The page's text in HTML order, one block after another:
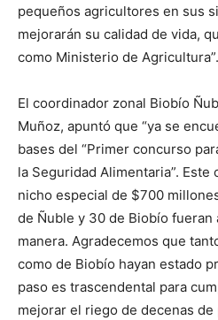
pequeños agricultores en sus
mejorarán su calidad de vida,
como Ministerio de Agricultura”.
El coordinador zonal Biobío
Muñoz, apuntó que “ya se
bases del “Primer concurso
la Seguridad Alimentaria”.
nicho especial de $700
de Ñuble y 30 de Biobío fueran
manera. Agradecemos que
como de Biobío hayan estado
paso es trascendental para
mejorar el riego de decenas